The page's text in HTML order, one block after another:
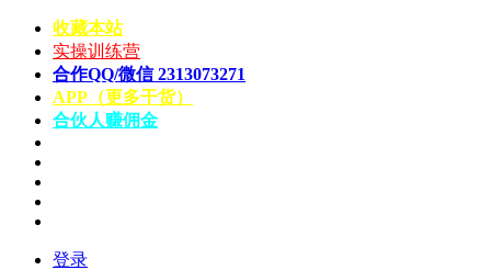
收藏本站
实操训练营
合作QQ/微信 2313073271
APP（更多干货）
合伙人赚佣金
登录